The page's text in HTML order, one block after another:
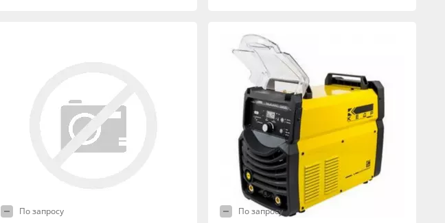
По запросу
По запросу